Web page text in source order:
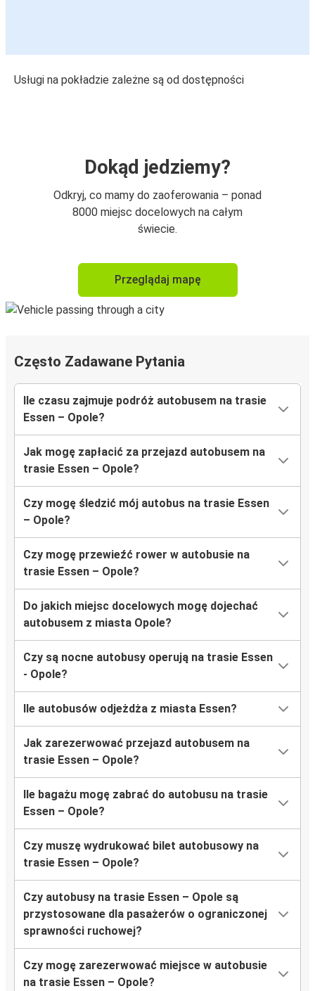
Usługi na pokładzie zależne są od dostępności
Dokąd jedziemy?
Odkryj, co mamy do zaoferowania – ponad
8000 miejsc docelowych na całym
świecie.
Przeglądaj mapę
Często Zadawane Pytania
Ile czasu zajmuje podróż autobusem na trasie
Essen – Opole?
Jak mogę zapłacić za przejazd autobusem na
trasie Essen – Opole?
Czy mogę śledzić mój autobus na trasie Essen
– Opole?
Czy mogę przewieźć rower w autobusie na
trasie Essen – Opole?
Do jakich miejsc docelowych mogę dojechać
autobusem z miasta Opole?
Czy są nocne autobusy operują na trasie Essen
- Opole?
Ile autobusów odjeżdża z miasta Essen?
Jak zarezerwować przejazd autobusem na
trasie Essen – Opole?
Ile bagażu mogę zabrać do autobusu na trasie
Essen – Opole?
Czy muszę wydrukować bilet autobusowy na
trasie Essen – Opole?
Czy autobusy na trasie Essen – Opole są
przystosowane dla pasażerów o ograniczonej
sprawności ruchowej?
Czy mogę zarezerwować miejsce w autobusie
na trasie Essen – Opole?